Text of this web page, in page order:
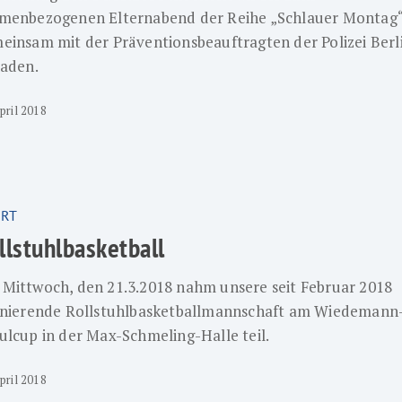
Elternabend der Reihe „Schlauer
mit der Präventionsbeauftragten der Polizei
2018
den 21.3.2018 nahm unsere seit Februar 2018
Rollstuhlbasketballmannschaft am
in der Max-Schmeling-Halle teil.
2018